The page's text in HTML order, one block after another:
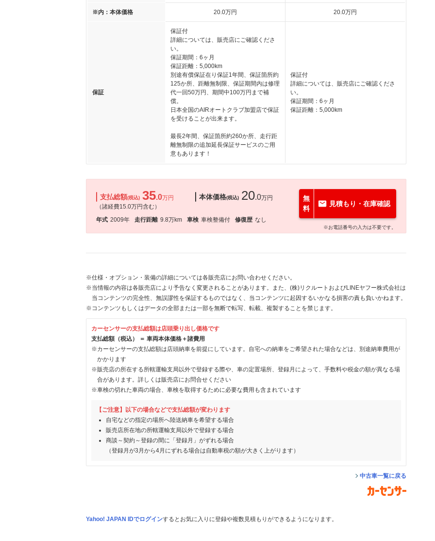
※内：本体価格 20.0万円 20.0万円
保証
保証付
詳細については、販売店にご確認くださ
い。
保証期間：6ヶ月
保証距離：5,000km
別途有償保証在り保証1年間、保証箇所約
125か所、距離無制限、保証期間内は修理
代一回50万円、期間中100万円まで補
償。
日本全国のAIRオートクラブ加盟店で保証
を受けることが出来ます。
最長2年間、保証箇所約260か所、走行距
離無制限の追加延長保証サービスのご用
意もあります！
保証付
詳細については、販売店にご確認くださ
い。
保証期間：6ヶ月
保証距離：5,000km
支払総額(税込) 35.0万円
（諸経費15.0万円含む）
本体価格(税込) 20.0万円
年式 2009年 走行距離 9.8万km 車検 車検整備付 修復歴 なし
無
料
見積もり・在庫確認
※お電話番号の入力は不要です。
※仕様・オプション・装備の詳細については各販売店にお問い合わせください。
※当情報の内容は各販売店により予告なく変更されることがあります。また、(株)リクルートおよびLINEヤフー株式会社は
当コンテンツの完全性、無誤謬性を保証するものではなく、当コンテンツに起因するいかなる損害の責も負いかねます。
※コンテンツもしくはデータの全部または一部を無断で転写、転載、複製することを禁じます。
カーセンサーの支払総額は店頭乗り出し価格です
支払総額（税込） ＝ 車両本体価格＋諸費用
※カーセンサーの支払総額は店頭納車を前提にしています。自宅への納車をご希望された場合などは、別途納車費用が
かかります
※販売店の所在する所轄運輸支局以外で登録する際や、車の定置場所、登録月によって、手数料や税金の額が異なる場
合があります。詳しくは販売店にお問合せください
※車検の切れた車両の場合、車検を取得するために必要な費用も含まれています
【ご注意】以下の場合などで支払総額が変わります
自宅などの指定の場所へ陸送納車を希望する場合
販売店所在地の所轄運輸支局以外で登録する場合
商談～契約～登録の間に「登録月」がずれる場合
（登録月が3月から4月にずれる場合は自動車税の額が大きく上がります）
中古車一覧に戻る
Yahoo! JAPAN IDでログインするとお気に入りに登録や複数見積もりができるようになります。